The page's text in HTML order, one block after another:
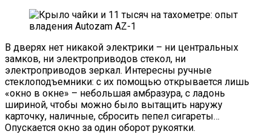
В дверях нет никакой электрики – ни центральных
замков, ни электроприводов стекол, ни
электроприводов зеркал. Интересны ручные
стеклоподъемники: с их помощью открывается лишь
«окно в окне» – небольшая амбразура, с ладонь
шириной, чтобы можно было вытащить наружу
карточку, наличные, сбросить пепел сигареты…
Опускается окно за один оборот рукоятки.